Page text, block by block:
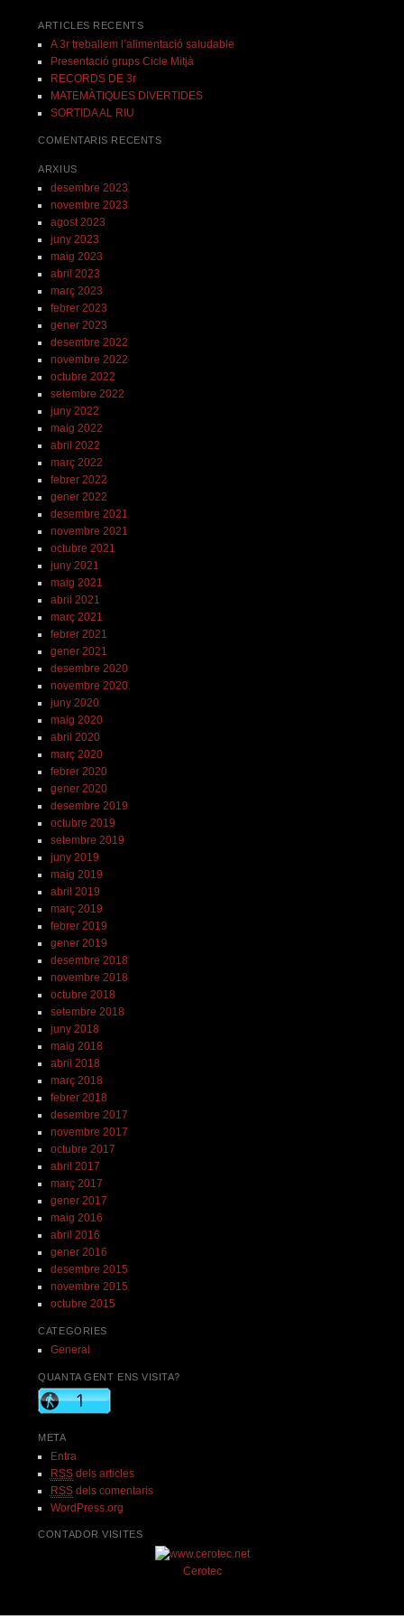
ARTICLES RECENTS
A 3r treballem l’alimentació saludable
Presentació grups Cicle Mitjà
RECORDS DE 3r
MATEMÀTIQUES DIVERTIDES
SORTIDA AL RIU
COMENTARIS RECENTS
ARXIUS
desembre 2023
novembre 2023
agost 2023
juny 2023
maig 2023
abril 2023
març 2023
febrer 2023
gener 2023
desembre 2022
novembre 2022
octubre 2022
setembre 2022
juny 2022
maig 2022
abril 2022
març 2022
febrer 2022
gener 2022
desembre 2021
novembre 2021
octubre 2021
juny 2021
maig 2021
abril 2021
març 2021
febrer 2021
gener 2021
desembre 2020
novembre 2020
juny 2020
maig 2020
abril 2020
març 2020
febrer 2020
gener 2020
desembre 2019
octubre 2019
setembre 2019
juny 2019
maig 2019
abril 2019
març 2019
febrer 2019
gener 2019
desembre 2018
novembre 2018
octubre 2018
setembre 2018
juny 2018
maig 2018
abril 2018
març 2018
febrer 2018
desembre 2017
novembre 2017
octubre 2017
abril 2017
març 2017
gener 2017
maig 2016
abril 2016
gener 2016
desembre 2015
novembre 2015
octubre 2015
CATEGORIES
General
QUANTA GENT ENS VISITA?
META
Entra
RSSdels articles
RSSdels comentaris
WordPress.org
CONTADOR VISITES
Cerotec